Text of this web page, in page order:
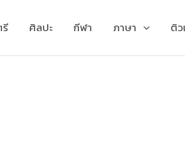
ศิลปะ กีฬา ภาษา ติ